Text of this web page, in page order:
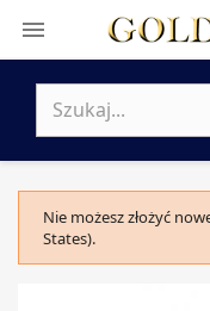

Nie możesz złożyć
States).